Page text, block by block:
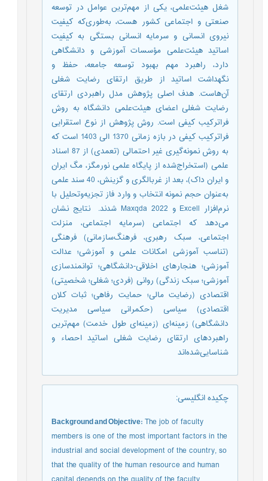
شغل هیئت‌علمی، یکی از مهم‌ترین عوامل در توسعه
صنعتی و اجتماعی کشور هست، به‌طوری‌که کیفیت
نیروی انسانی و سرمایه انسانی بستگی به کیفیت
اساتید هیئت‌علمی مؤسسات آموزشی و دانشگاهی
دارد، راهبرد مهم بهبود توسعه جامعه، حفظ و
نگهداشت اساتید از طریق ارتقای رضایت شغلی
آن‌هاست. هدف اصلی پژوهش مدل راهبردی ارتقای
رضایت شغلی اعضای هیئت‌علمی دانشگاه به روش
فراترکیب کیفی است. روش پژوهش از نوع استقرایی
فراترکیب کیفی در بازه زمانی 1370 الی 1403 است که
به روش نمونه‌گیری غیر احتمالی (تعمدی) از 87 اسناد
علمی (استخراج‌شده از پایگاه علمی نورمگز، مگ ایران
و ایران داک)، بعد از غربالگری و گزینش، 40 سند علمی
به‌عنوان حجم نمونه انتخاب و وارد فاز تجزیه‌وتحلیل با
نرم‌افزار Excell و Maxqda 2022 شدند. نتایج نشان
می‌دهد که اجتماعی (سرمایه اجتماعی، منزلت
اجتماعی، سبک رهبری، فرهنگ‌سازمانی) فرهنگی
(تناسب آموزشی امکانات علمی و آموزشی؛ عدالت
آموزشی؛ هنجارهای اخلاقی-دانشگاهی؛ توانمندسازی
آموزشی؛ سبک زندگی) روانی (فردی؛ شغلی؛ شخصیتی)
اقتصادی (رضایت مالی؛ حمایت رفاهی؛ ثبات کلان
اقتصادی) سیاسی (حکمرانی سیاسی مدیریت
دانشگاهی) زمینه‌ای (زمینه‌ای طول خدمت) مهم‌ترین
راهبردهای ارتقای رضایت شغلی اساتید احصاء و
شناسایی‌شده‌اند
چکیده انگلیسی:
Background and Objective:The job of faculty
members is one of the most important factors in the
industrial and social development of the country, so
that the quality of the human resource and human